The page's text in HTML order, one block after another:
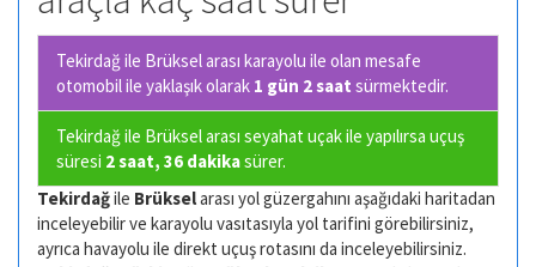
Tekirdağ ile Brüksel arası karayolu ile olan mesafe
otomobil ile yaklaşık olarak 1 gün 2 saat sürmektedir.
Tekirdağ ile Brüksel arası seyahat uçak ile yapılırsa uçuş
süresi 2 saat, 36 dakikasürer.
Tekirdağile Brükselarası yol güzergahını aşağıdaki haritadan
inceleyebilir ve karayolu vasıtasıyla yol tarifini görebilirsiniz,
ayrıca havayolu ile direkt uçuş rotasını da inceleyebilirsiniz.